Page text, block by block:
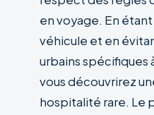
en voyage. En
véhicule et en
urbains spécifiques
vous découvrirez
hospitalité rare. Le